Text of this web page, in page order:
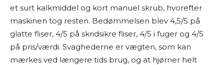
et surt kalkmiddel og kort manuel skrub, hvorefter
maskinen tog resten. Bedømmelsen blev 4,5/5 på
glatte fliser, 4/5 på skridsikre fliser, 4/5 i fuger og 4/5
på pris/værdi. Svaghederne er vægten, som kan
mærkes ved længere tids brug, og at hjørner helt